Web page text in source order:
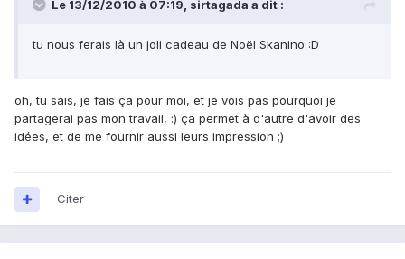
Le 13/12/2010 à 07:19, sirtagada a dit :
tu nous ferais là un joli cadeau de Noël Skanino :D
oh, tu sais, je fais ça pour moi, et je vois pas pourquoi je
partagerai pas mon travail, :) ça permet à d'autre d'avoir des
idées, et de me fournir aussi leurs impression ;)
Citer